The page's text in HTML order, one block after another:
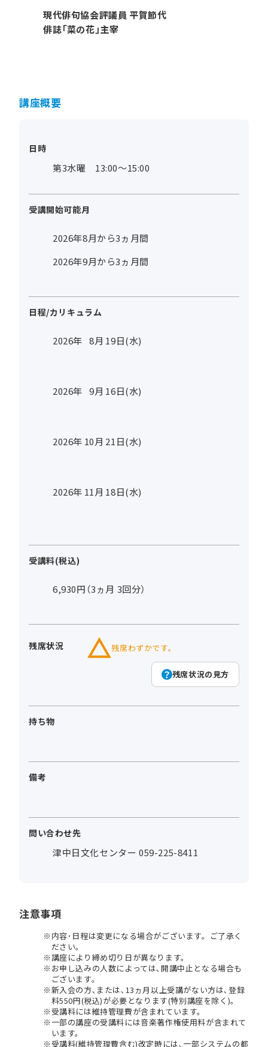
現代俳句協会評議員 平賀節代
俳誌「菜の花」主宰
講座概要
日時
第3水曜 13:00～15:00
受講開始可能月
2026年8月から3ヵ月間
2026年9月から3ヵ月間
日程/カリキュラム
2026年 8月 19日(水)
2026年 9月 16日(水)
2026年 10月 21日(水)
2026年 11月 18日(水)
受講料(税込)
6,930円（3ヵ月 3回分）
残席状況 残席わずかです。
残席状況の見方
持ち物
備考
問い合わせ先
津中日文化センター 059-225-8411
注意事項
内容･日程は変更になる場合がございます。ご了承く
ださい。
講座により締め切り日が異なります。
お申し込みの人数によっては､開講中止となる場合も
ございます。
新入会の方､または､13ヵ月以上受講がない方は､登録
料550円(税込)が必要となります(特別講座を除く)。
受講料には維持管理費が含まれています。
一部の講座の受講料には音楽著作権使用料が含まれて
います。
受講料(維持管理費含む)改定時には､一部システムの都